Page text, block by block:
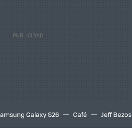
Galaxy S26 Café Jeff Bezos